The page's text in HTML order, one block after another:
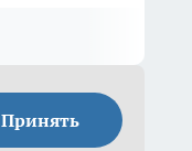
Принять